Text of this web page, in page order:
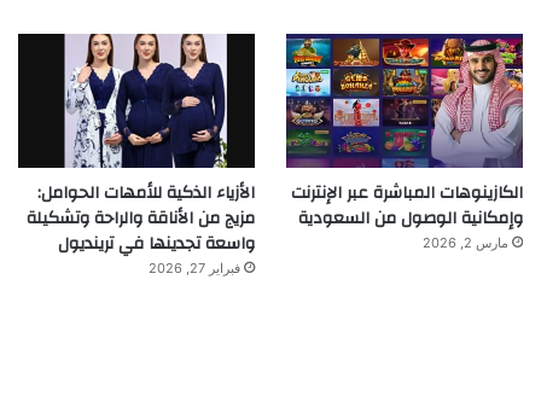
الكازينوهات المباشرة عبر الإنترنت
وإمكانية الوصول من السعودية
مارس 2, 2026
الأزياء الذكية للأمهات الحوامل:
مزيج من الأناقة والراحة وتشكيلة
واسعة تجدينها في ترينديول
فبراير 27, 2026